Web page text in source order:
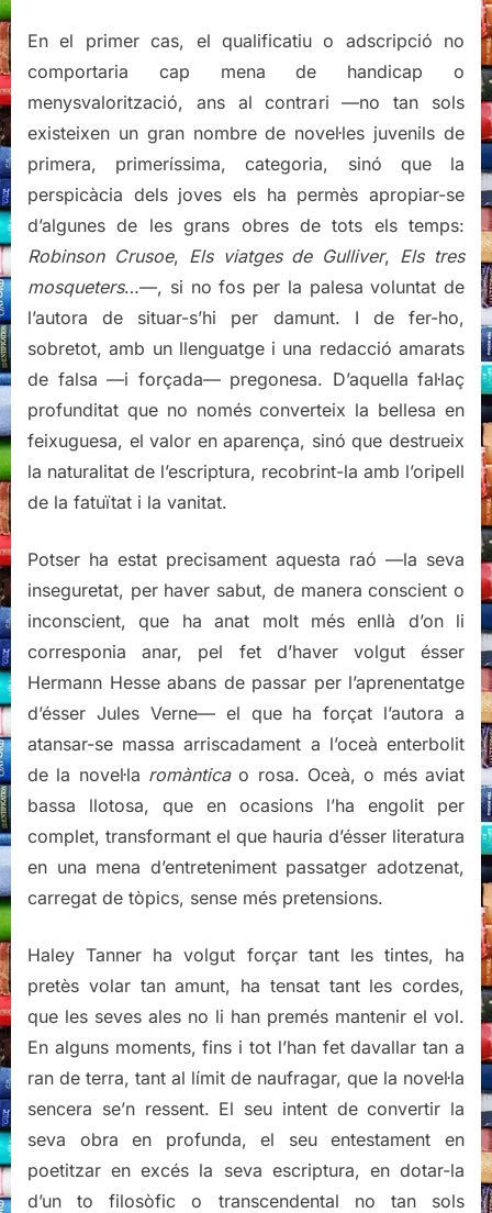
En el primer cas, el qualificatiu o adscripció no
comportaria cap mena de handicap o
menysvalorització, ans al contrari —no tan sols
existeixen un gran nombre de novel·les juvenils de
primera, primeríssima, categoria, sinó que la
perspicàcia dels joves els ha permès apropiar-se
d’algunes de les grans obres de tots els temps:
Robinson Crusoe, Els viatges de Gulliver, Els tres
mosqueters…—, si no fos per la palesa voluntat de
l’autora de situar-s’hi per damunt. I de fer-ho,
sobretot, amb un llenguatge i una redacció amarats
de falsa —i forçada— pregonesa. D’aquella fal·laç
profunditat que no només converteix la bellesa en
feixuguesa, el valor en aparença, sinó que destrueix
la naturalitat de l’escriptura, recobrint-la amb l’oripell
de la fatuïtat i la vanitat.
Potser ha estat precisament aquesta raó —la seva
inseguretat, per haver sabut, de manera conscient o
inconscient, que ha anat molt més enllà d’on li
corresponia anar, pel fet d’haver volgut ésser
Hermann Hesse abans de passar per l’aprenentatge
d’ésser Jules Verne— el que ha forçat l’autora a
atansar-se massa arriscadament a l’oceà enterbolit
de la novel·la romànticao rosa. Oceà, o més aviat
bassa llotosa, que en ocasions l’ha engolit per
complet, transformant el que hauria d’ésser literatura
en una mena d’entreteniment passatger adotzenat,
carregat de tòpics, sense més pretensions.
Haley Tanner ha volgut forçar tant les tintes, ha
pretès volar tan amunt, ha tensat tant les cordes,
que les seves ales no li han premés mantenir el vol.
En alguns moments, fins i tot l’han fet davallar tan a
ran de terra, tant al límit de naufragar, que la novel·la
sencera se’n ressent. El seu intent de convertir la
seva obra en profunda, el seu entestament en
poetitzar en excés la seva escriptura, en dotar-la
d’un to filosòfic o transcendental no tan sols